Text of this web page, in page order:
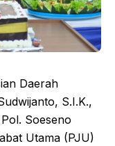
Daerah
S.I.K.,
Soeseno
Utama (PJU)